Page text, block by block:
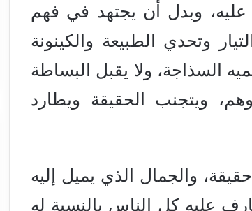
عليه، وبدل أن يجتهد في فهم
وتحدي الطبيعة والكينونة
السذاجة، ولا يقبل البساطة
ويتجنب الحقيقة ويطارد
والجمال الذي يميل إليه
عليه كل الناس بالنسبة له